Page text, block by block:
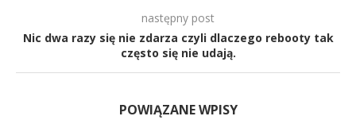
następny post
Nic dwa razy się nie zdarza czyli dlaczego rebooty tak
często się nie udają.
POWIĄZANE WPISY